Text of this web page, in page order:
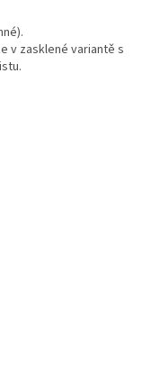
v zasklené variantě s